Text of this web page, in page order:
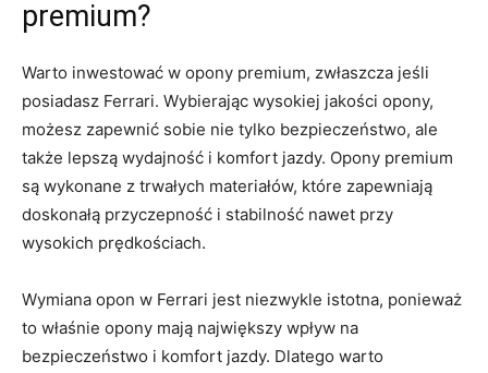
premium?
Warto inwestować w opony premium, zwłaszcza jeśli
posiadasz Ferrari. Wybierając wysokiej‌ jakości opony,
możesz zapewnić sobie nie tylko bezpieczeństwo, ale
‍także lepszą wydajność ‌i komfort jazdy. ⁣Opony premium
są ‍wykonane z trwałych materiałów, które‌ zapewniają ​
doskonałą przyczepność i stabilność nawet przy
wysokich ⁣prędkościach.
Wymiana‌ opon w Ferrari jest⁣ niezwykle istotna, ponieważ
to właśnie opony ⁢mają największy wpływ na‍
bezpieczeństwo i komfort jazdy.⁢ Dlatego warto